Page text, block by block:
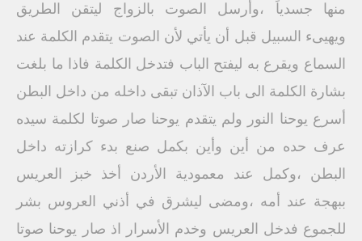
منها جسدياً ،وأرسل الصوت بالزواج ليتقن الطريق
ويهيىء السبيل قبل أن يأتي لأن الصوت يتقدم الكلمة عند
السماع ويقرع به ليفتح الباب فتدخل الكلمة فاذا ما بلغت
بشارة الكلمة الى باب الآذان تبقى داخله من داخل البطن
أسرع يوحنا النور ولم يتقدم يوحنا صار صوتا لكلمة سيده
عرف حده من أين وأين بكمل صنع بدء كرازته داخل
البطن ،وكمل عند معمودية الأردن أخذ خبز العريس
ببهجة عند أمه ،ومضى ليشرق في أذني العروس بشر
للجموع فدخل العريس وخدم الأسرار اذ صار يوحنا صوتا